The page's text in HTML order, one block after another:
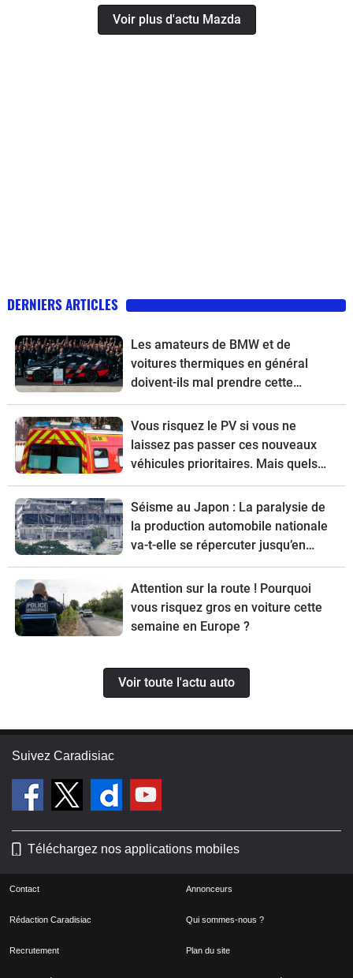
Voir plus d'actu Mazda
DERNIERS ARTICLES
Les amateurs de BMW et de
voitures thermiques en général
doivent-ils mal prendre cette
nouvelle ?
Vous risquez le PV si vous ne
laissez pas passer ces nouveaux
véhicules prioritaires. Mais quels
sont-ils ?
Séisme au Japon : La paralysie de
la production automobile nationale
va-t-elle se répercuter jusqu’en
Europe ?
Attention sur la route ! Pourquoi
vous risquez gros en voiture cette
semaine en Europe ?
Voir toute l'actu auto
Suivez Caradisiac
Téléchargez nos applications mobiles
Contact Annonceurs
Rédaction Caradisiac Qui sommes-nous ?
Recrutement Plan du site